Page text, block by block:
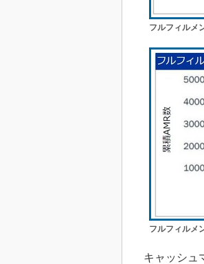
フルフィルメ
フルフィルメ
キャッシュ